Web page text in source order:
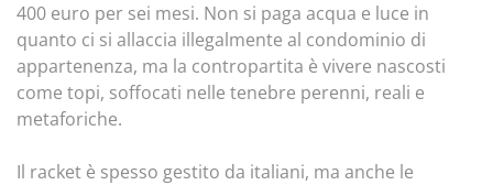
400 euro per sei mesi. Non si paga acqua e luce in
quanto ci si allaccia illegalmente al condominio di
appartenenza, ma la contropartita è vivere nascosti
come topi, soffocati nelle tenebre perenni, reali e
metaforiche.
Il racket è spesso gestito da italiani, ma anche le